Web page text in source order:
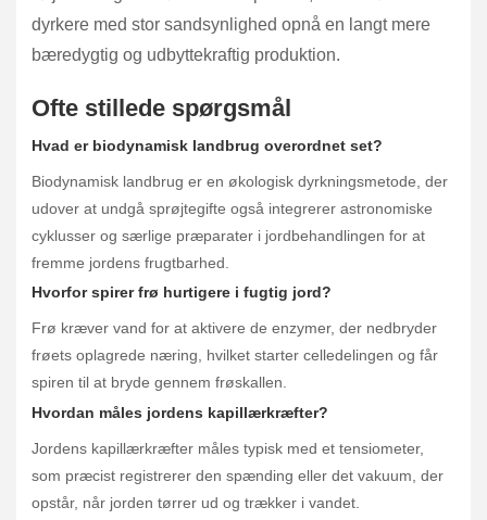
dyrkere med stor sandsynlighed opnå en langt mere
bæredygtig og udbyttekraftig produktion.
Ofte stillede spørgsmål
Hvad er biodynamisk landbrug overordnet set?
Biodynamisk landbrug er en økologisk dyrkningsmetode, der
udover at undgå sprøjtegifte også integrerer astronomiske
cyklusser og særlige præparater i jordbehandlingen for at
fremme jordens frugtbarhed.
Hvorfor spirer frø hurtigere i fugtig jord?
Frø kræver vand for at aktivere de enzymer, der nedbryder
frøets oplagrede næring, hvilket starter celledelingen og får
spiren til at bryde gennem frøskallen.
Hvordan måles jordens kapillærkræfter?
Jordens kapillærkræfter måles typisk med et tensiometer,
som præcist registrerer den spænding eller det vakuum, der
opstår, når jorden tørrer ud og trækker i vandet.